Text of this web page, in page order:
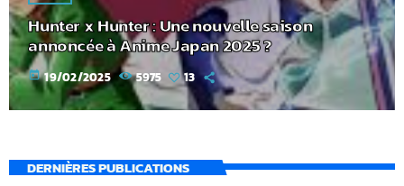
Hunter x Hunter : Une nouvelle saison
annoncée à Anime Japan 2025 ?
today 19/02/2025 5975 13
DERNIÈRES PUBLICATIONS